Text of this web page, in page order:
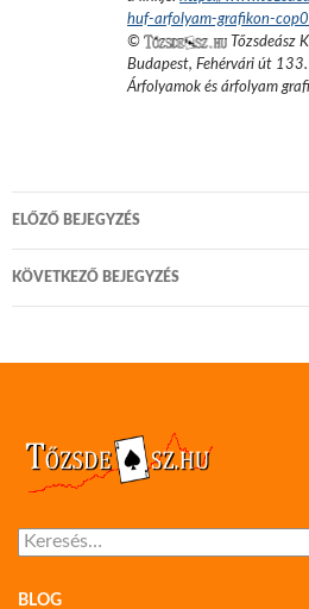
huf-arfolyam-grafikon-
©
Tőzsdeász
Budapest, Fehérvári út 133.
Árfolyamok és árfolyam
Bejegyzés
navigáció
ELŐZŐ BEJEGYZÉS
KÖVETKEZŐ BEJEGYZÉS
Keresés:
BLOG